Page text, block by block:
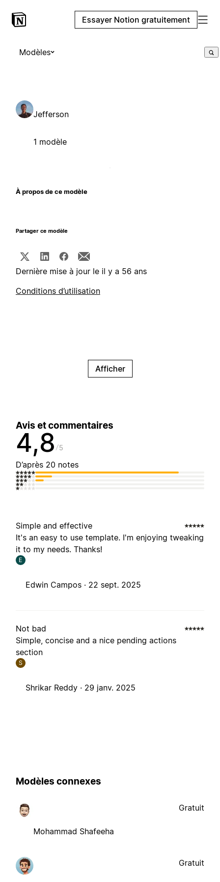
Essayer Notion gratuitement
Modèles
Jefferson
1 modèle
À propos de ce modèle
Partager ce modèle
Dernière mise à jour le il y a 56 ans
Conditions d’utilisation
Afficher
Avis et commentaires
4,8 5
D’après 20 notes
Simple and effective
It's an easy to use template. I'm enjoying tweaking
it to my needs. Thanks!
E
Edwin Campos · 22 sept. 2025
Not bad
Simple, concise and a nice pending actions
section
S
Shrikar Reddy · 29 janv. 2025
Modèles connexes
Mohammad Shafeeha
Gratuit
Gratuit